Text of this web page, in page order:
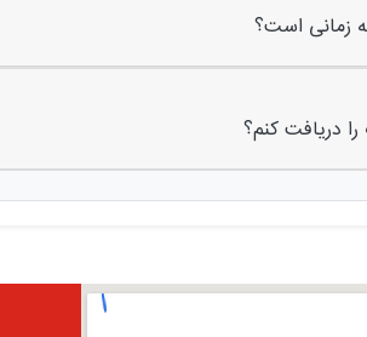
زمانی است؟
دریافت کنم؟